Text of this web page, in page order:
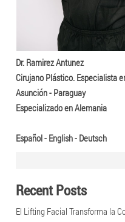
Dr. Ramirez Antunez
Cirujano Plástico. Especialista
Asunción - Paraguay
Especializado en Alemania
Español - English - Deutsch
Recent Posts
El Lifting Facial Transforma la